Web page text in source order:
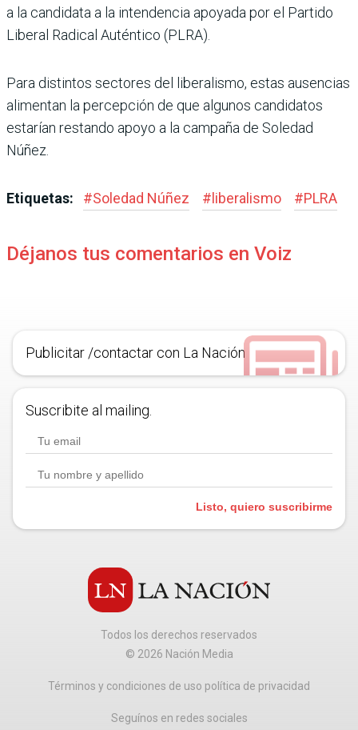
a la candidata a la intendencia apoyada por el Partido
Libe­ral Radical Auténtico (PLRA).
Para distintos sectores del liberalismo, estas ausencias
alimentan la percepción de que algunos candidatos
esta­rían restando apoyo a la cam­paña de Soledad
Núñez.
Etiquetas: #Soledad Núñez # liberalismo #PLRA
Déjanos tus comentarios en Voiz
Publicitar /contactar con La Nación
Suscribite al mailing.
Listo, quiero suscribirme
Todos los derechos reservados
© 2026 Nación Media
Términos y condiciones de uso política de privacidad
Seguínos en redes sociales